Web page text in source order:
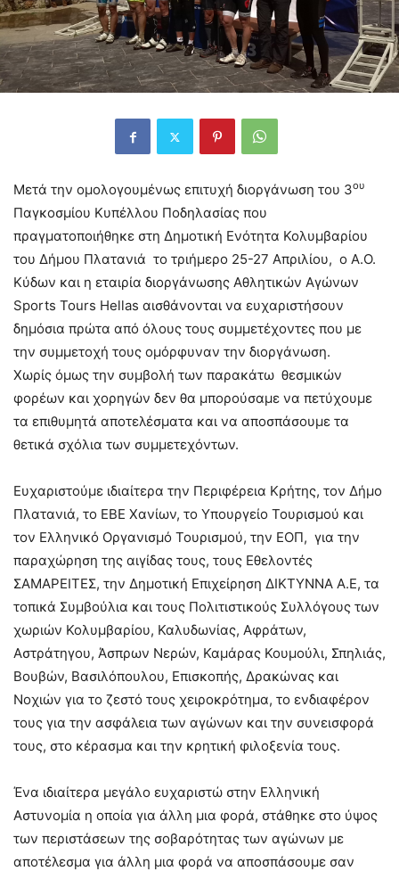
Mετά την ομολογουμένως επιτυχή διοργάνωση του 3ου
Παγκοσμίου Κυπέλλου Ποδηλασίας που
πραγματοποιήθηκε στη Δημοτική Ενότητα Κολυμβαρίου
του Δήμου Πλατανιά το τριήμερο 25-27 Απριλίου, ο Α.Ο.
Κύδων και η εταιρία διοργάνωσης Αθλητικών Αγώνων
Sports Tours Hellas αισθάνονται να ευχαριστήσουν
δημόσια πρώτα από όλους τους συμμετέχοντες που με
την συμμετοχή τους ομόρφυναν την διοργάνωση.
Χωρίς όμως την συμβολή των παρακάτω θεσμικών
φορέων και χορηγών δεν θα μπορούσαμε να πετύχουμε
τα επιθυμητά αποτελέσματα και να αποσπάσουμε τα
θετικά σχόλια των συμμετεχόντων.
Ευχαριστούμε ιδιαίτερα την Περιφέρεια Κρήτης, τον Δήμο
Πλατανιά, το ΕΒΕ Χανίων, το Υπουργείο Τουρισμού και
τον Ελληνικό Οργανισμό Τουρισμού, την ΕΟΠ, για την
παραχώρηση της αιγίδας τους, τους Εθελοντές
ΣΑΜΑΡΕΙΤΕΣ, την Δημοτική Επιχείρηση ΔΙΚΤΥΝΝΑ Α.Ε, τα
τοπικά Συμβούλια και τους Πολιτιστικούς Συλλόγους των
χωριών Κολυμβαρίου, Καλυδωνίας, Αφράτων,
Αστράτηγου, Άσπρων Νερών, Καμάρας Κουμούλι, Σπηλιάς,
Βουβών, Βασιλόπουλου, Επισκοπής, Δρακώνας και
Νοχιών για το ζεστό τους χειροκρότημα, το ενδιαφέρον
τους για την ασφάλεια των αγώνων και την συνεισφορά
τους, στο κέρασμα και την κρητική φιλοξενία τους.
Ένα ιδιαίτερα μεγάλο ευχαριστώ στην Ελληνική
Αστυνομία η οποία για άλλη μια φορά, στάθηκε στο ύψος
των περιστάσεων της σοβαρότητας των αγώνων με
αποτέλεσμα για άλλη μια φορά να αποσπάσουμε σαν